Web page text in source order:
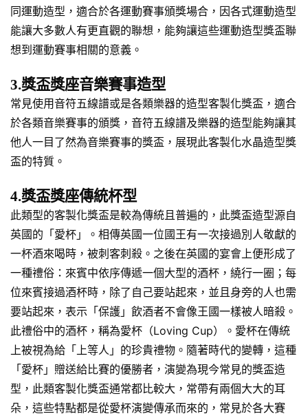
同運動造型，適合於各運動賽事頒獎場合，因各式運動造型
能讓大多數人有更直觀的聯想，能夠讓這些運動造型獎盃聯
想到運動賽事相關的意義。
3.獎盃獎座音樂賽事造型
常見使用音符五線譜或是各類樂器的造型客製化獎盃，適合
於各類音樂賽事的頒獎，音符五線譜及樂器的造型能夠讓其
他人一目了然為音樂賽事的獎盃，展現此客製化水晶造型獎
盃的特質。
4.獎盃獎座傳統杯型
此類型的客製化獎盃是較為傳統且普遍的，此獎盃造型源自
英國的「愛杯」。相傳英國一位國王有一次接過別人敬獻的
一杯酒來喝時，被刺客刺殺。之後在英國的宴會上便形成了
一種禮俗：來賓中依序傳遞一個大型的酒杯，繞行一圈；每
位來賓接過酒杯時，除了自己要站起來，並且身旁的人也需
要站起來，表示「保護」飲酒者不會像王國一樣被人暗殺。
此禮俗中的酒杯，稱為愛杯（Loving Cup）。愛杯在傳統
上被視為給「上等人」的珍貴禮物。隨著時代的變轉，這種
「愛杯」贈送給比賽的優勝者，演變為現今常見的獎盃造
型，此類客製化獎盃通常都比較大，常帶有兩個大大的耳
朵，這些特點都是從愛杯演變傳承而來的，常見於各大賽